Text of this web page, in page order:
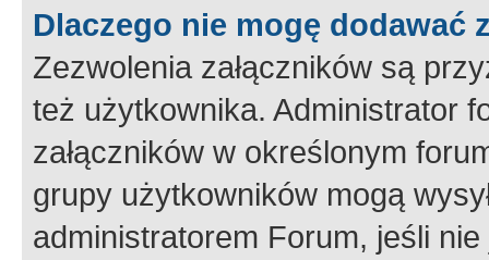
Dlaczego nie mogę dodawać
Zezwolenia załączników są
też użytkownika. Administrator
załączników w określonym
grupy użytkowników mogą
administratorem Forum, jeśli